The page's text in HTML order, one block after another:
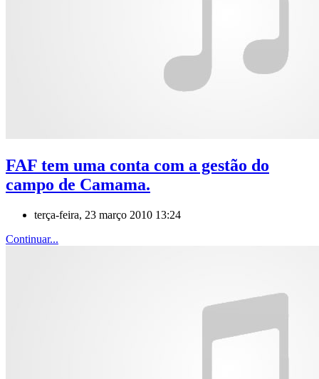
FAF tem uma conta com a gestão do
campo de Camama.
terça-feira, 23 março 2010 13:24
Continuar...